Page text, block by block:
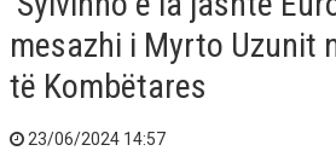
mesazhi i Myrto Uzunit
të Kombëtares
23/06/2024 14:57